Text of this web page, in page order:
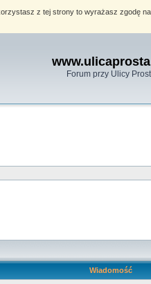
z tej strony to wyrażasz zgodę
Forum przy Ulicy
Wiadomość